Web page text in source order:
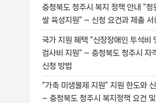
충청북도 청주시 복지 정책 안내 “청
쌀 육성지원” – 신청 요건과 제출 서
국가 지원 혜택 “신장장애인 투석비
검사비 지원” – 충청북도 청주시 자
신청 방법
“가축 미생물제 지원” 지원 한도와
– 충청북도 청주시 복지정책 요건